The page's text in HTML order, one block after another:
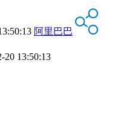
阿里巴巴
13:50:13